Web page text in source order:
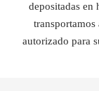
depositadas en
transportamos
autorizado para